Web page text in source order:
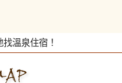
溫泉住宿！